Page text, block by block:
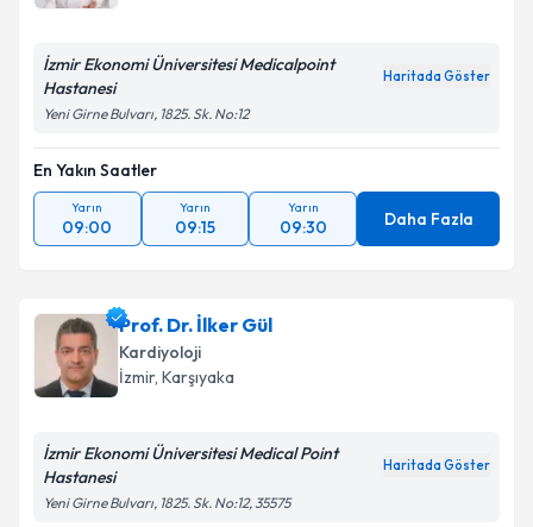
Kişisel verilerimin işlenmesine ilişkinAydınlatma
Metni
kapsamda işlenmesini kabul ediyorum.
İzmir Ekonomi Üniversitesi Medicalpoint
Hastanesi
Haritada Göster
Yeni Girne Bulvarı, 1825. Sk. No:12
En Yakın Saatler
Yarın
09:00
Yarın
09:15
Yarın
09:30 Daha Fazla
Prof. Dr. İlker Gül
Kardiyoloji
İzmir, Karşıyaka
İzmir Ekonomi Üniversitesi Medical Point
Hastanesi
Haritada Göster
Yeni Girne Bulvarı, 1825. Sk. No:12, 35575